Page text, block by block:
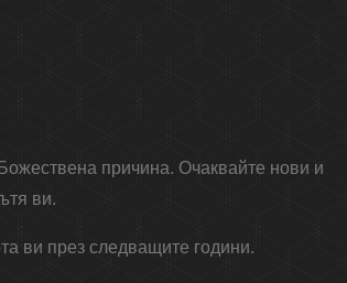
причина. Очаквайте нови и
ви.
ви през следващите години.